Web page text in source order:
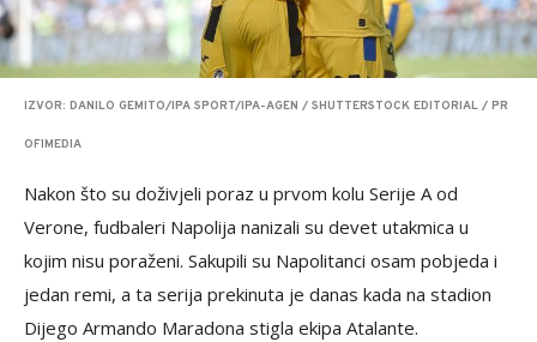
IZVOR: DANILO GEMITO/IPA SPORT/IPA-AGEN / SHUTTERSTOCK EDITORIAL / PR
OFIMEDIA
Nakon što su doživjeli poraz u prvom kolu Serije A od
Verone, fudbaleri Napolija nanizali su devet utakmica u
kojim nisu poraženi. Sakupili su Napolitanci osam pobjeda i
jedan remi, a ta serija prekinuta je danas kada na stadion
Dijego Armando Maradona stigla ekipa Atalante.